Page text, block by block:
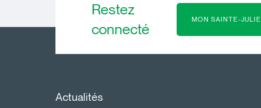
Restez
connecté
MON SAINTE-JULIE
Actualités